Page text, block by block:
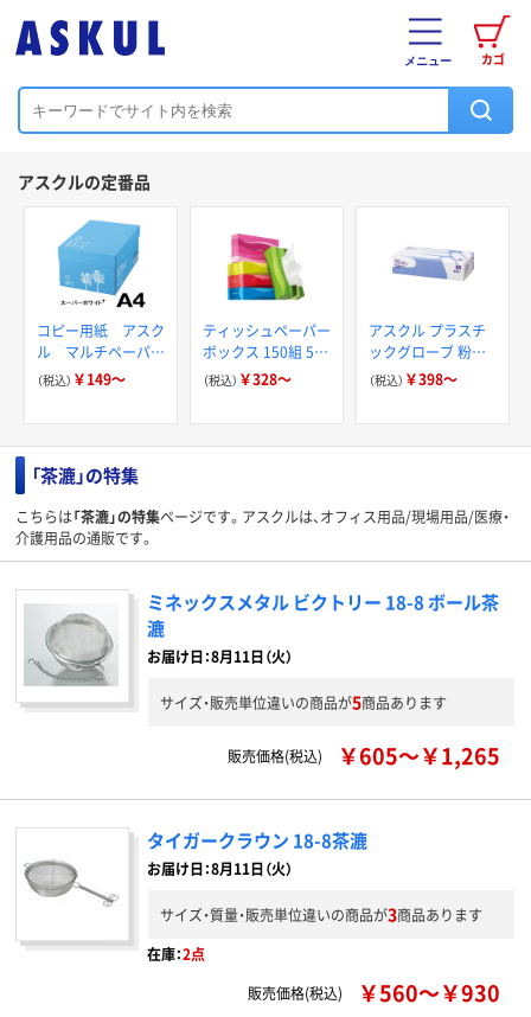
カゴ
メニュー
アスクルの定番品
コピー用紙 アスク
ル マルチペーパー
スーパーホワイト+
（税込） ￥149～
ティッシュペーパー
ボックス 150組 5箱
入 アスクル スマー
（税込） ￥328～
アスクル プラスチ
ックグローブ 粉な
し（パウダーフリー）
（税込） ￥398～
「茶漉」の特集
こちらは「茶漉」の特集ページです。アスクルは、オフィス用品/現場用品/医療・
介護用品の通販です。
ミネックスメタル ビクトリー 18-8 ボール茶
漉
お届け日：8月11日（火）
サイズ・販売単位違いの商品が5商品あります
販売価格(税込) ￥605～￥1,265
タイガークラウン 18-8茶漉
お届け日：8月11日（火）
サイズ・質量・販売単位違いの商品が3商品あります
在庫：2点
販売価格(税込)
￥560～￥930